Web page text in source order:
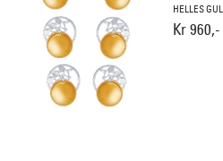
HELLES
Kr 960,-